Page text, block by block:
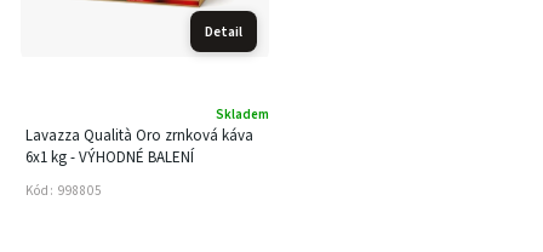
Detail
Lavazza Qualità Oro zrnková káva
6x1 kg - VÝHODNÉ BALENÍ
Skladem
Kód: 998805